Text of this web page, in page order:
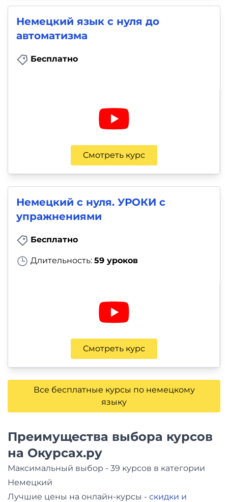
Немецкий язык с нуля до
автоматизма
Бесплатно
Смотреть курс
Немецкий с нуля. УРОКИ с
упражнениями
Бесплатно
Длительность: 59 уроков
Смотреть курс
Все бесплатные курсы по немецкому
языку
Преимущества выбора курсов
на Окурсах.ру
Максимальный выбор - 39 курсов в категории
Немецкий
Лучшие цены на онлайн-курсы - скидки и